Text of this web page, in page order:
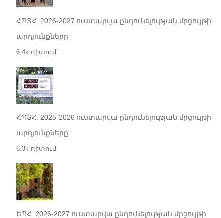
ՀՊՏՀ. 2026-2027 ուստարվա ընդունելության մրցույթի
արդյունքները
6.4k դիտում
ՀՊՏՀ. 2025-2026 ուստարվա ընդունելության մրցույթի
արդյունքները
6.3k դիտում
ԵՊՀ. 2026-2027 ուստարվա ընդունելության մրցույթի